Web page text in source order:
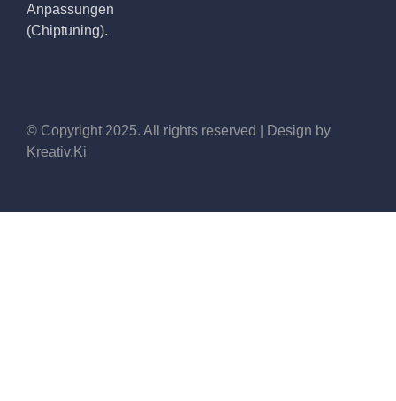
Anpassungen
(Chiptuning).
© Copyright 2025. All rights reserved | Design by
Kreativ.Ki